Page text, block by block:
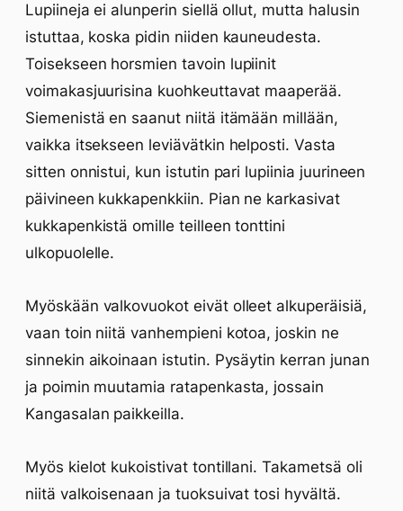
Lupiineja ei alunperin siellä ollut, mutta halusin
istuttaa, koska pidin niiden kauneudesta.
Toisekseen horsmien tavoin lupiinit
voimakasjuurisina kuohkeuttavat maaperää.
Siemenistä en saanut niitä itämään millään,
vaikka itsekseen leviävätkin helposti. Vasta
sitten onnistui, kun istutin pari lupiinia juurineen
päivineen kukkapenkkiin. Pian ne karkasivat
kukkapenkistä omille teilleen tonttini
ulkopuolelle.
Myöskään valkovuokot eivät olleet alkuperäisiä,
vaan toin niitä vanhempieni kotoa, joskin ne
sinnekin aikoinaan istutin. Pysäytin kerran junan
ja poimin muutamia ratapenkasta, jossain
Kangasalan paikkeilla.
Myös kielot kukoistivat tontillani. Takametsä oli
niitä valkoisenaan ja tuoksuivat tosi hyvältä.